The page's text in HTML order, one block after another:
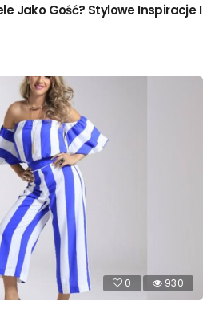
Jako Gość? Stylowe Inspiracje I
0 930